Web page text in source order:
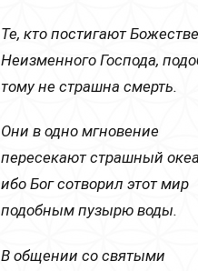
Те, кто постигают
Неизменного Господа,
тому не страшна смерть.
Они в одно мгновение
пересекают страшный
ибо Бог сотворил этот мир
подобным пузырю воды.
В общении со святыми